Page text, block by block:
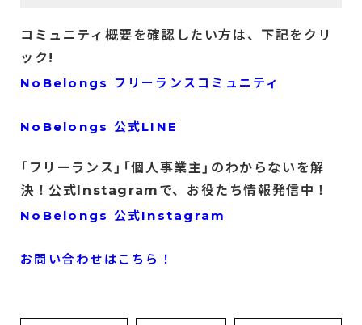
コミュニティ概要を確認したい方は、下記をクリ
ック!
NoBelongs フリーランスコミュニティ
NoBelongs 公式LINE
「フリーランス」「個人事業主」のわからないを解
決！公式Instagramで、お役たち情報発信中！
NoBelongs 公式Instagram
お問い合わせはこちら！